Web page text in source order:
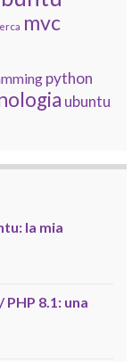
mvc
python
ubuntu
la mia
PHP 8.1: una